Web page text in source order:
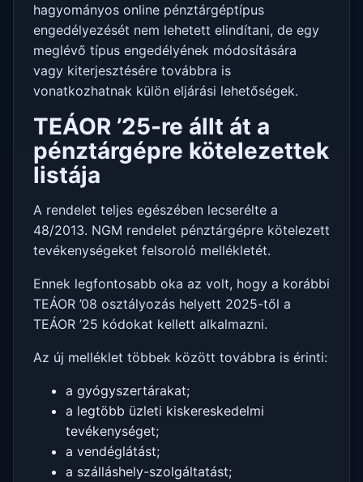
hagyományos online pénztárgéptípus
engedélyezését nem lehetett elindítani, de egy
meglévő típus engedélyének módosítására
vagy kiterjesztésére továbbra is
vonatkozhatnak külön eljárási lehetőségek.
TEÁOR ’25-re állt át a
pénztárgépre kötelezettek
listája
A rendelet teljes egészében lecserélte a
48/2013. NGM rendelet pénztárgépre kötelezett
tevékenységeket felsoroló mellékletét.
Ennek legfontosabb oka az volt, hogy a korábbi
TEÁOR ’08 osztályozás helyett 2025-től a
TEÁOR ’25 kódokat kellett alkalmazni.
Az új melléklet többek között továbbra is érinti:
a gyógyszertárakat;
a legtöbb üzleti kiskereskedelmi
tevékenységet;
a vendéglátást;
a szálláshely-szolgáltatást;